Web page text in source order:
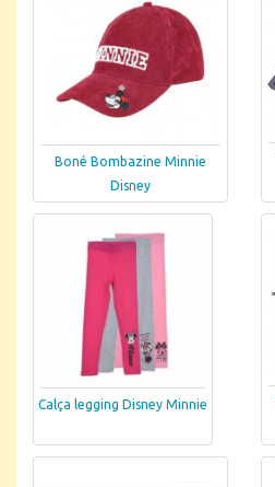
Boné Bombazine Minnie
Disney
Calça legging Disney Minnie